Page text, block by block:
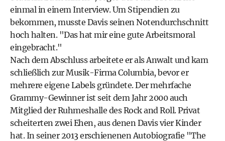
einmal in einem Interview. Um Stipendien zu
bekommen, musste Davis seinen Notendurchschnitt
hoch halten. "Das hat mir eine gute Arbeitsmoral
eingebracht."
Nach dem Abschluss arbeitete er als Anwalt und kam
schließlich zur Musik-Firma Columbia, bevor er
mehrere eigene Labels gründete. Der mehrfache
Grammy-Gewinner ist seit dem Jahr 2000 auch
Mitglied der Ruhmeshalle des Rock and Roll. Privat
scheiterten zwei Ehen, aus denen Davis vier Kinder
hat. In seiner 2013 erschienenen Autobiografie "The